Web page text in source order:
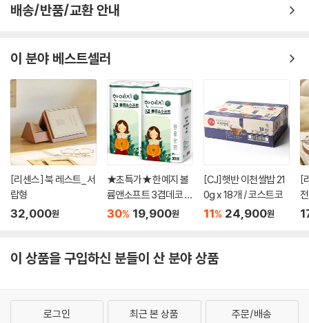
배송/반품/교환 안내
이 분야 베스트셀러
[리센스] 북 레스트_서
랍형
32,000원
★초특가★ 한예지 볼
륨앤소프트 3겹데코 천
연펄프 화장지 30롤 ×
30% 19,900원
[CJ]햇반 이천쌀밥 21
0g x 18개 / 코스트코
11% 24,900원
[
이 상품을 구입하신 분들이 산 분야 상품
로그인 최근 본 상품 주문/배송